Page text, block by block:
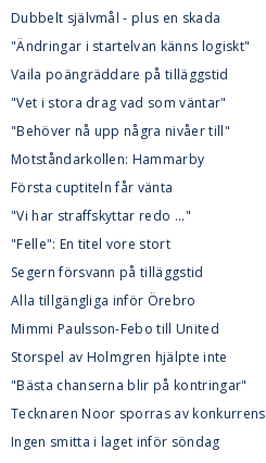
Dubbelt självmål - plus en skada
"Ändringar i startelvan känns logiskt"
Vaila poängräddare på tilläggstid
"Vet i stora drag vad som väntar"
"Behöver nå upp några nivåer till"
Motståndarkollen: Hammarby
Första cuptiteln får vänta
"Vi har straffskyttar redo ..."
"Felle": En titel vore stort
Segern försvann på tilläggstid
Alla tillgängliga inför Örebro
Mimmi Paulsson-Febo till United
Storspel av Holmgren hjälpte inte
"Bästa chanserna blir på kontringar"
Tecknaren Noor sporras av konkurrens
Ingen smitta i laget inför söndag